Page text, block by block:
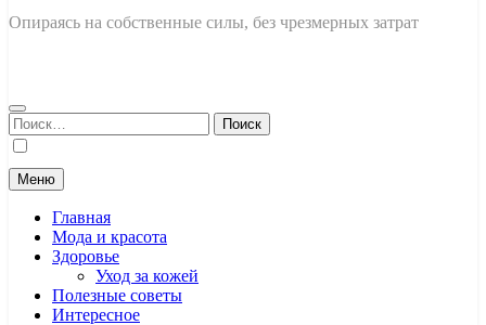
Опираясь на собственные силы, без чрезмерных затрат
Найти:
Меню
Главная
Мода и красота
Здоровье
Уход за кожей
Полезные советы
Интересное